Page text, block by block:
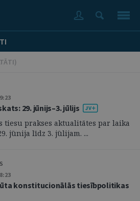
)
29. jūnijs–3. jūlijs
tiesu prakses aktualitātes par laika
jūnija līdz 3. jūlijam. ...
konstitucionālās tiesībpolitikas